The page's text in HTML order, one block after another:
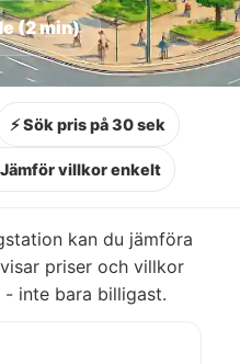
(2 min)
⚡ Sök pris på 30 sek
Jämför villkor enkelt
kan du jämföra
priser och villkor
inte bara billigast.